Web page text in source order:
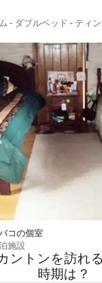
- ダブルベッド - ティ
コの個室
施設
ントンを訪⁠れ⁠
時⁠期⁠は⁠？